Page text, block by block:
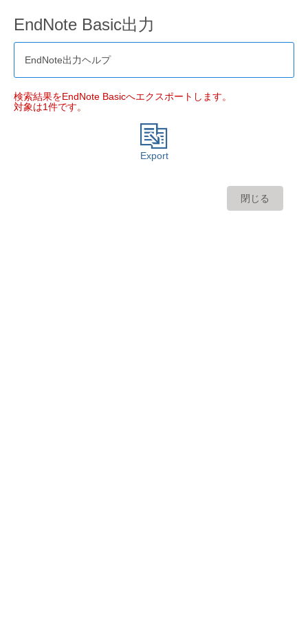
EndNote Basic出力
EndNote出力ヘルプ
検索結果をEndNote Basicへエクスポートします。
対象は1件です。
Export